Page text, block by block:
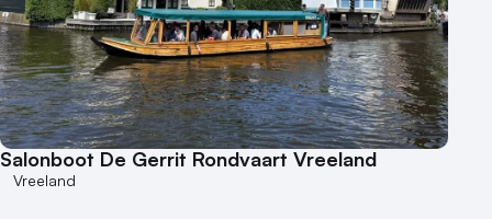
Salonboot De Gerrit Rondvaart Vreeland
Vreeland